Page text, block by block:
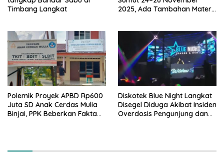
Timbang Langkat
2025, Ada Tambahan Materi
Polemik Proyek APBD Rp600
Juta SD Anak Cerdas Mulia
Binjai, PPK Beberkan Fakta
Diskotek Blue Night Langkat
Disegel Diduga Akibat Insiden
Overdosis Pengunjung dan